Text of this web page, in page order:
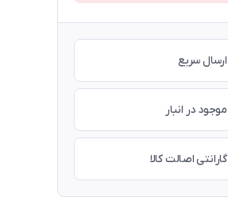
ارسال سریع
موجود در انبار
گارانتی اصالت کالا